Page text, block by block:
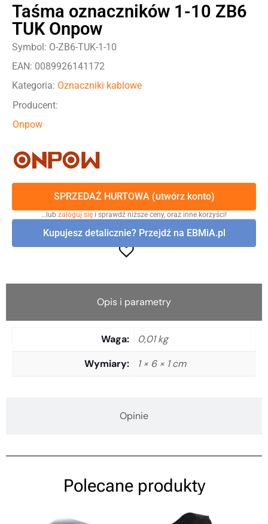
Taśma oznaczników 1-10 ZB6
TUK Onpow
Symbol: O-ZB6-TUK-1-10
EAN: 0089926141172
Kategoria: Oznaczniki kablowe
Producent:
Onpow
SPRZEDAŻ HURTOWA (utwórz konto)
…lub zaloguj się i sprawdź niższe ceny, oraz inne korzyści!
Kupujesz detalicznie? Przejdź na EBMiA.pl
Opis i parametry
Opinie
Waga
0,01 kg
Wymiary
1 × 6 × 1 cm
Polecane produkty